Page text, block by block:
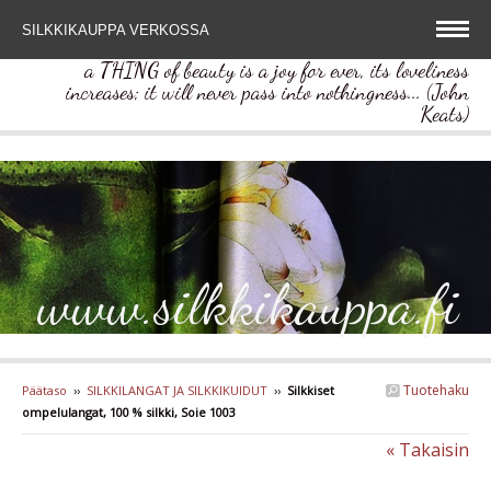
SILKKIKAUPPA VERKOSSA
a THING of beauty is a joy for ever, its loveliness
increases; it will never pass into nothingness... (John
Keats)
www.silkkikauppa.fi
Tuotehaku
Päätaso ›› SILKKILANGAT JA SILKKIKUIDUT ›› Silkkiset
ompelulangat, 100 % silkki, Soie 1003
« Takaisin